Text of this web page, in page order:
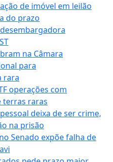
de imóvel em leilão
do prazo
na Câmara
para
rara
operações com
terras raras
deixa de ser crime,
na prisão
Senado expõe falha de